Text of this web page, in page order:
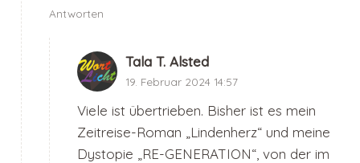
Antworten
Tala T. Alsted
19. Februar 2024 14:57
Viele ist übertrieben. Bisher ist es mein
Zeitreise-Roman „Lindenherz“ und meine
Dystopie „RE-GENERATION“, von der im